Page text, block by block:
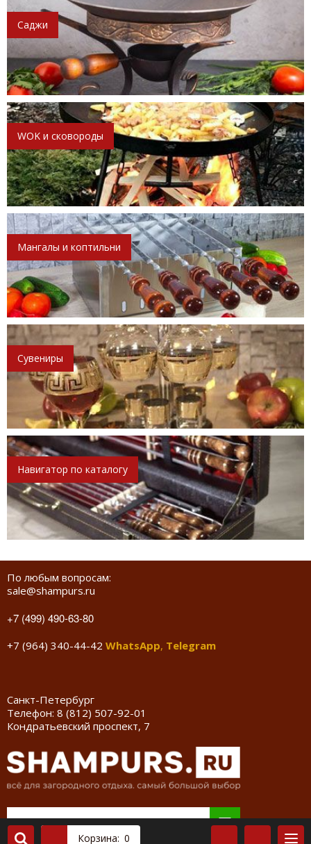
Саджи
WOK и сковороды
Мангалы и коптильни
Сувениры
Навигатор по каталогу
По любым вопросам:
sale@shampurs.ru
+7 (499) 490-63-80
+7 (964) 340-44-42 WhatsApp, Telegram
Санкт-Петербург
Телефон: 8 (812) 507-92-01
Кондратьевский проспект, 7
Корзина: 0